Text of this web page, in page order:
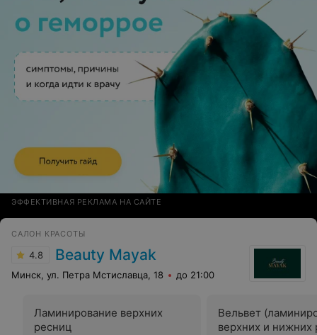
ЭФФЕКТИВНАЯ РЕКЛАМА НА САЙТЕ
САЛОН КРАСОТЫ
4.8 Beauty Mayak
Минск, ул. Петра Мстиславца, 18 до 21:00
Ламинирование верхних
ресниц
Вельвет
верхних и нижних